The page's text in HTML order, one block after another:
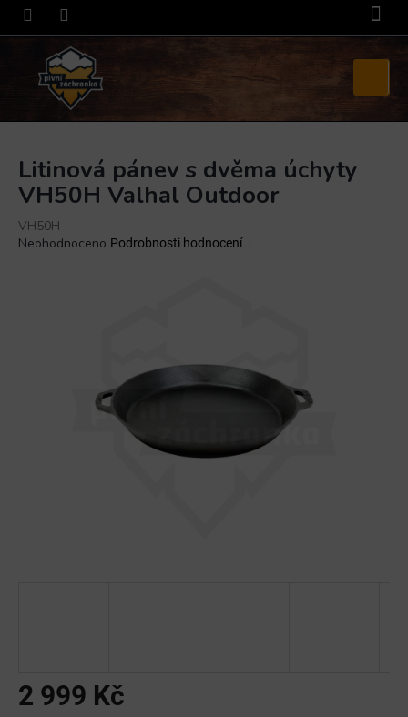
Přejít
obsah
košík
Litinová pánev s dvěma úchyty
VH50H Valhal Outdoor
VH50H
Průměrné
Neohodnoceno Podrobnosti hodnocení
2 999 Kč